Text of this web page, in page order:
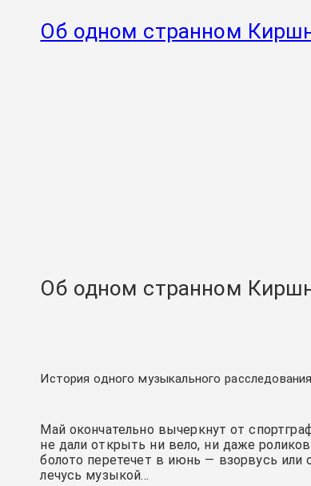
Об одном странном
Об одном странном
История одного музыкального расследования
Май окончательно вычеркнут от
не дали открыть ни вело, ни даже
болото перетечет в июнь — взорвусь или
лечусь музыкой…